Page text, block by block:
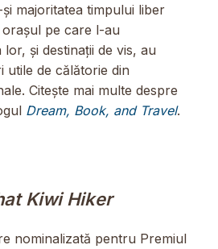
majoritatea timpului liber
pe care l-au
și destinații de vis, au
utile de călătorie din
Citește mai multe despre
Dream, Book, and Travel.
Kiwi Hiker
nominalizată pentru Premiul